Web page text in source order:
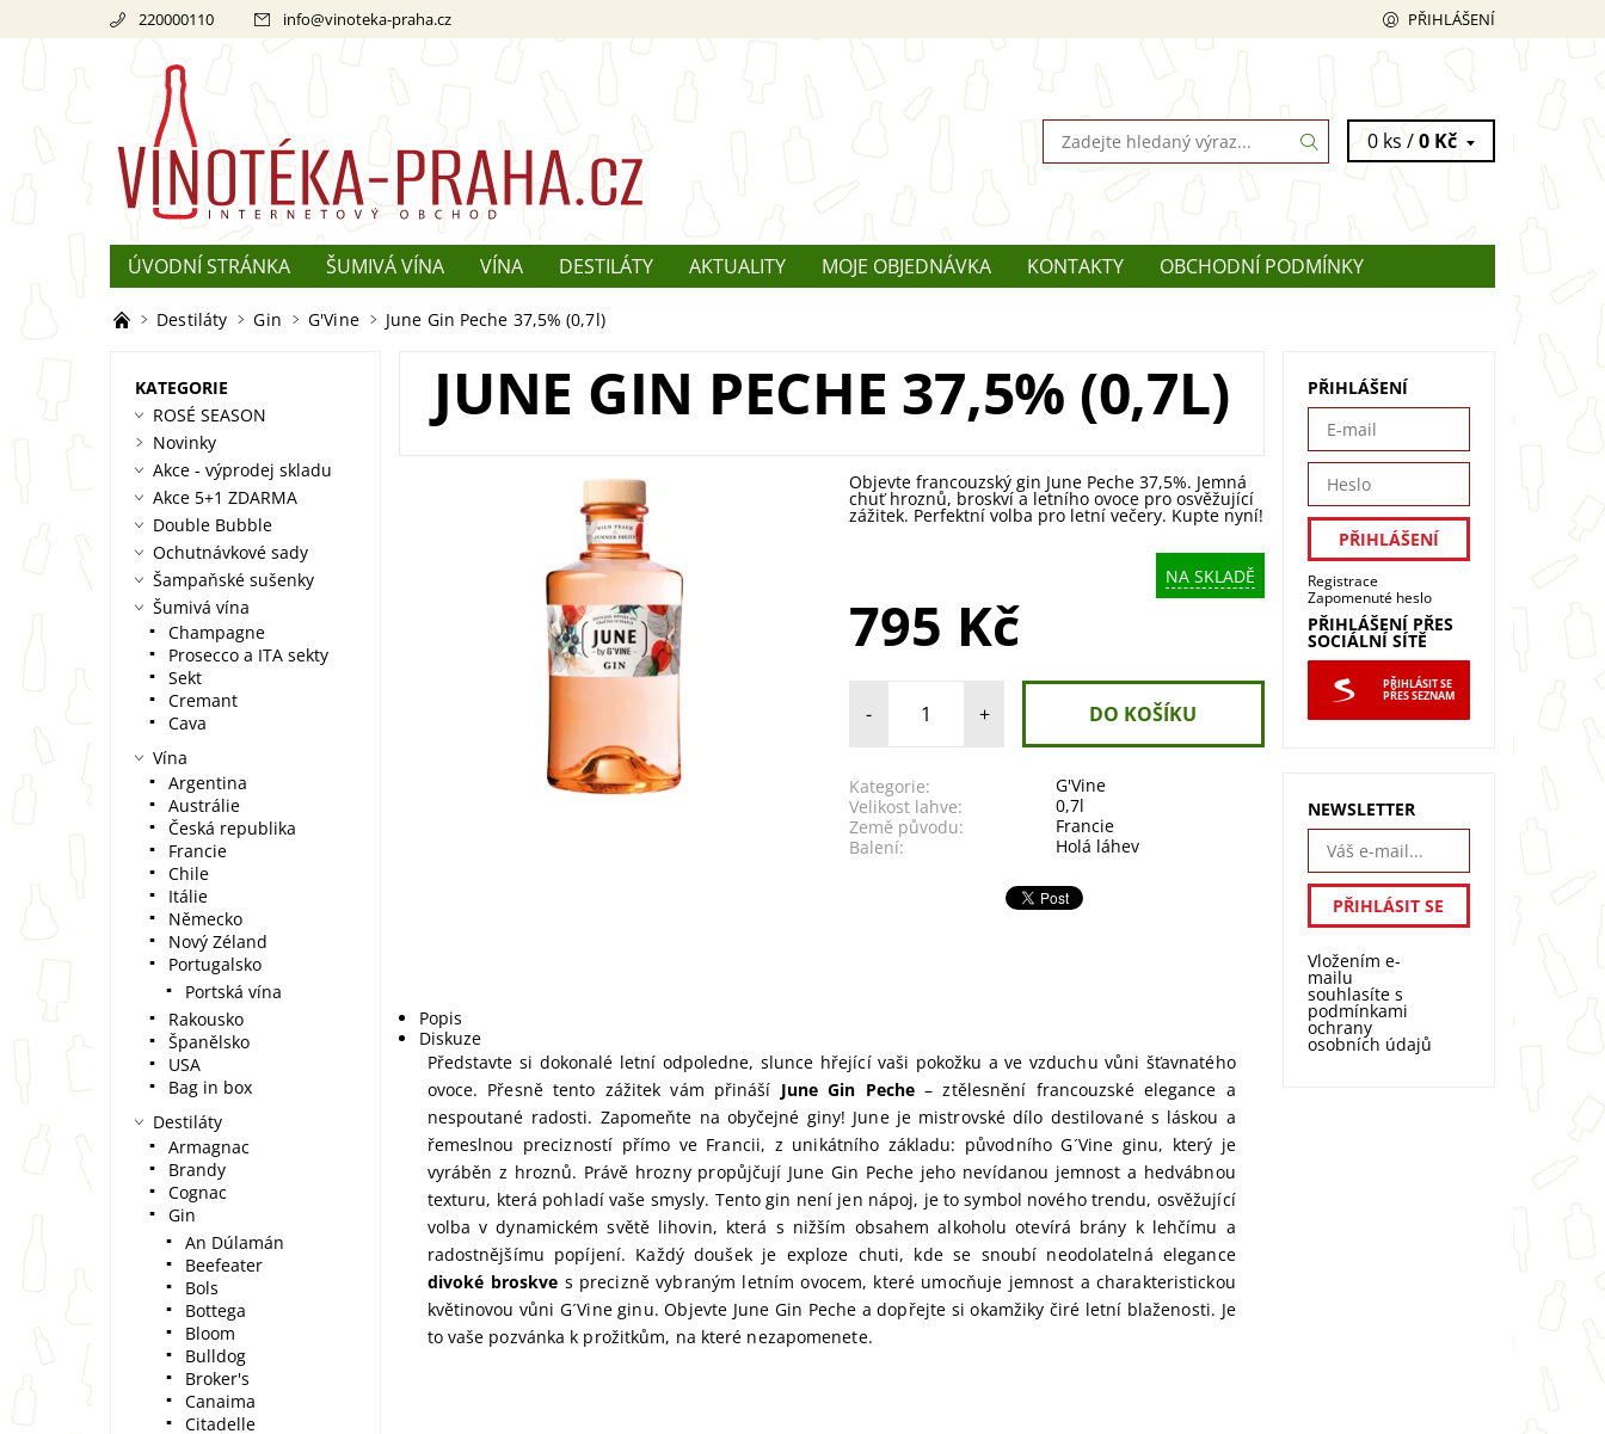
220000110 info@vinoteka-praha.cz PŘIHLÁŠENÍ
0 ks /0 Kč
ÚVODNÍ STRÁNKA ŠUMIVÁ VÍNA VÍNA DESTILÁTY AKTUALITY MOJE OBJEDNÁVKA KONTAKTY
OBCHODNÍ PODMÍNKY
REKLAMACE
O ŠAMPAŇSKÉM
Destiláty Gin G'Vine June Gin Peche 37,5% (0,7l)
JUNE GIN PECHE 37,5% (0,7L)
Objevte francouzský gin June Peche 37,5%. Jemná
chuť hroznů, broskví a letního ovoce pro osvěžující
zážitek. Perfektní volba pro letní večery. Kupte nyní!
NA SKLADĚ
795 Kč
- +
Kategorie:
G'Vine
Velikost lahve:
0,7l
Země původu:
Francie
Balení:
Holá láhev
Popis
Diskuze
Představte si dokonalé letní odpoledne, slunce hřející vaši pokožku a ve vzduchu vůni šťavnatého
ovoce. Přesně tento zážitek vám přináší June Gin Peche – ztělesnění francouzské elegance a
nespoutané radosti. Zapomeňte na obyčejné giny! June je mistrovské dílo destilované s láskou a
řemeslnou precizností přímo ve Francii, z unikátního základu: původního G´Vine ginu, který je
vyráběn z hroznů. Právě hrozny propůjčují June Gin Peche jeho nevídanou jemnost a hedvábnou
texturu, která pohladí vaše smysly. Tento gin není jen nápoj, je to symbol nového trendu, osvěžující
volba v dynamickém světě lihovin, která s nižším obsahem alkoholu otevírá brány k lehčímu a
radostnějšímu popíjení. Každý doušek je exploze chuti, kde se snoubí neodolatelná elegance
divoké broskve s precizně vybraným letním ovocem, které umocňuje jemnost a charakteristickou
květinovou vůni G´Vine ginu. Objevte June Gin Peche a dopřejte si okamžiky čiré letní blaženosti. Je
to vaše pozvánka k prožitkům, na které nezapomenete.
KATEGORIE
ROSÉ SEASON
Novinky
Akce - výprodej skladu
Akce 5+1 ZDARMA
Double Bubble
Ochutnávkové sady
Šampaňské sušenky
Šumivá vína
Champagne
Prosecco a ITA sekty
Sekt
Cremant
Cava
Vína
Argentina
Austrálie
Česká republika
Francie
Chile
Itálie
Německo
Nový Zéland
Portugalsko
Portská vína
Rakousko
Španělsko
USA
Bag in box
Destiláty
Armagnac
Brandy
Cognac
Gin
An Dúlamán
Beefeater
Bols
Bottega
Bloom
Bulldog
Broker's
Canaima
Citadelle
PŘIHLÁŠENÍ
Registrace
Zapomenuté heslo
PŘIHLÁŠENÍ PŘES
SOCIÁLNÍ SÍTĚ
PŘIHLÁSIT SE
PŘES SEZNAM
NEWSLETTER
Vložením e-
mailu
souhlasíte s
podmínkami
ochrany
osobních údajů